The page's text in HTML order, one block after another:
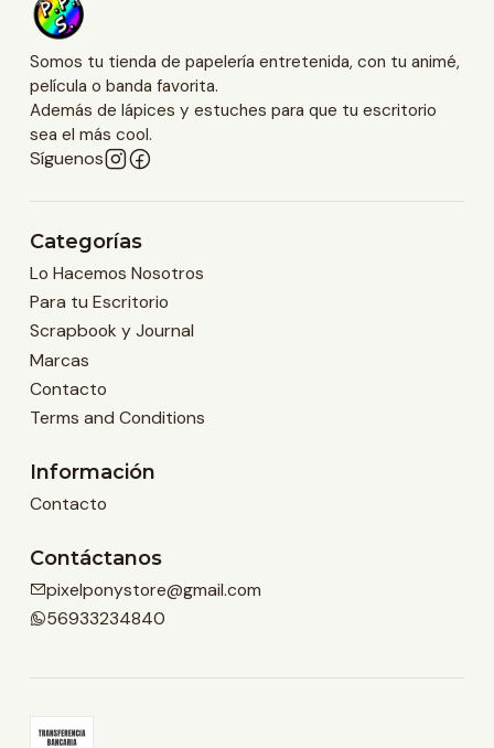
Somos tu tienda de papelería entretenida, con tu animé,
película o banda favorita.
Además de lápices y estuches para que tu escritorio
sea el más cool.
Síguenos
Categorías
Lo Hacemos Nosotros
Para tu Escritorio
Scrapbook y Journal
Marcas
Contacto
Terms and Conditions
Información
Contacto
Contáctanos
pixelponystore@gmail.com
56933234840